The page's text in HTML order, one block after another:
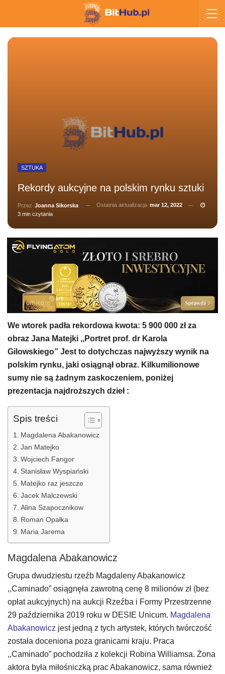
SZTUKA
Rekordy aukcyjne na polskim rynku sztuki
Przez Joanna Sikorska Ostatnia aktualizacja mar 12, 2022
3 min czytania
We wtorek padła rekordowa kwota: 5 900 000 zł za
obraz Jana Matejki ,,Portret prof. dr Karola
Gilowskiego” Jest to dotychczas najwyższy wynik na
polskim rynku, jaki osiągnął obraz. Kilkumilionowe
sumy nie są żadnym zaskoczeniem, poniżej
prezentacja najdroższych dzieł :
Spis treści
Magdalena Abakanowicz
Jan Matejko
Wojciech Fangor
Stanisław Wyspiański
Matejko raz jeszcze
Jacek Malczewski
Alina Szapocznikow
Roman Opałka
Maria Jarema
Magdalena Abakanowicz
Grupa dwudziestu rzeźb Magdaleny Abakanowicz
,,Caminado” osiągnęła zawrotną cenę 8 milionów zł (bez
opłat aukcyjnych) na aukcji Rzeźba i Formy Przestrzenne
29 października 2019 roku w DESIE Unicum. Magdalena
Abakanowicz jest jedną z tych artystek, których twórczość
została doceniona poza granicami kraju. Praca
,,Caminado” pochodziła z kolekcji Robina Williamsa. Żona
aktora była miłośniczką prac Abakanowicz, sama również